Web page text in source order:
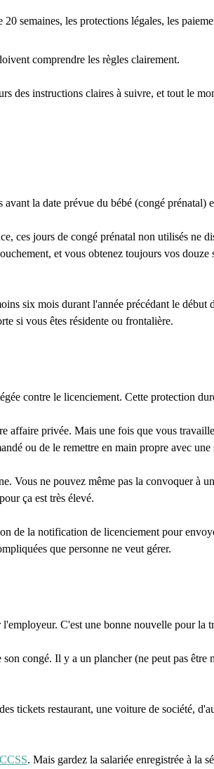
semaines, les protections légales, les
comprendre les règles clairement.
des instructions claires à suivre, et tout le
la date prévue du bébé (congé prénatal)
ces jours de congé prénatal non utilisés ne
et vous obtenez toujours vos
six mois durant l'année précédant le
si vous êtes résidente ou frontalière.
contre le licenciement. Cette protection
affaire privée. Mais une fois que vous
ou de le remettre en main propre avec une
Vous ne pouvez même pas la convoquer à
ça est très élevé.
de la notification de licenciement pour
que personne ne veut gérer.
C'est une bonne nouvelle pour la
congé. Il y a un plancher (ne peut pas
tickets restaurant, une voiture de société,
CCSS. Mais gardez la salariée enregistrée à la